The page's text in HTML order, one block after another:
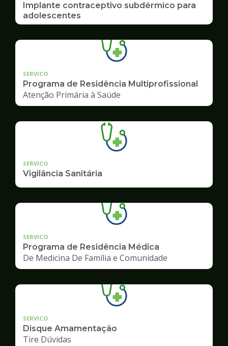
Implante contraceptivo subdérmico para
adolescentes
SERVICO
Programa de Residência Multiprofissional
Atenção Primária à Saúde
SERVICO
Vigilância Sanitária
SERVICO
Programa de Residência Médica
De Medicina De Família e Comunidade
SERVICO
Disque Amamentação
Tire Dúvidas